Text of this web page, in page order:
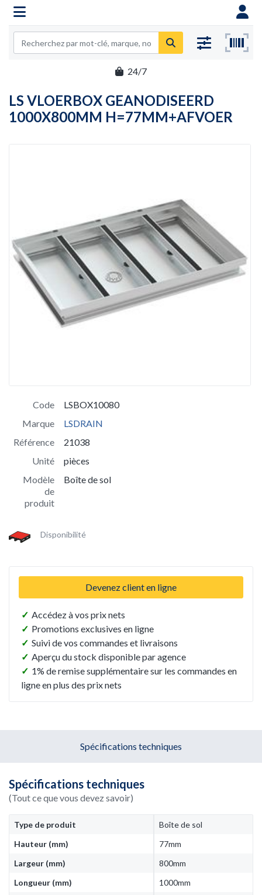
24/7
LS VLOERBOX GEANODISEERD
1000X800MM H=77MM+AFVOER
Code
LSBOX10080
Marque
LSDRAIN
Référence
21038
Unité
pièces
Modèle
de
produit
Boîte de sol
Disponibilité
Devenez client en ligne
✓ Accédez à vos prix nets
✓ Promotions exclusives en ligne
✓ Suivi de vos commandes et livraisons
✓ Aperçu du stock disponible par agence
✓ 1% de remise supplémentaire sur les commandes en
ligne en plus des prix nets
Spécifications techniques
Spécifications techniques
(Tout ce que vous devez savoir)
Type de produit
Boîte de sol
Hauteur (mm)
77mm
Largeur (mm)
800mm
Longueur (mm)
1000mm